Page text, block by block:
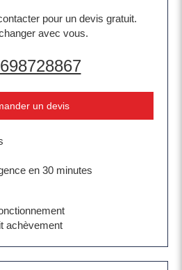
pour un devis gratuit.
avec vous.
un devis
en 30 minutes
achèvement